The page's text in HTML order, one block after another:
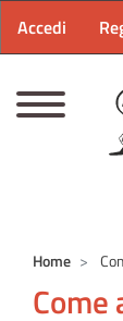
Menu
Accedi
Home
Come